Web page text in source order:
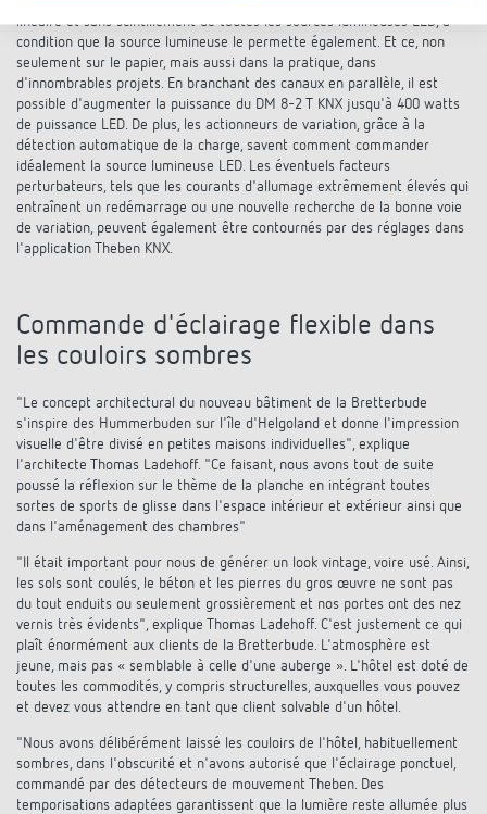
linéaire et sans scintillement de toutes les sources lumineuses LED, à
condition que la source lumineuse le permette également. Et ce, non
seulement sur le papier, mais aussi dans la pratique, dans
d'innombrables projets. En branchant des canaux en parallèle, il est
possible d'augmenter la puissance du DM 8-2 T KNX jusqu'à 400 watts
de puissance LED. De plus, les actionneurs de variation, grâce à la
détection automatique de la charge, savent comment commander
idéalement la source lumineuse LED. Les éventuels facteurs
perturbateurs, tels que les courants d'allumage extrêmement élevés qui
entraînent un redémarrage ou une nouvelle recherche de la bonne voie
de variation, peuvent également être contournés par des réglages dans
l'application Theben KNX.
Commande d'éclairage flexible dans
les couloirs sombres
"Le concept architectural du nouveau bâtiment de la Bretterbude
s'inspire des Hummerbuden sur l'île d'Helgoland et donne l'impression
visuelle d'être divisé en petites maisons individuelles", explique
l'architecte Thomas Ladehoff. "Ce faisant, nous avons tout de suite
poussé la réflexion sur le thème de la planche en intégrant toutes
sortes de sports de glisse dans l'espace intérieur et extérieur ainsi que
dans l'aménagement des chambres"
"Il était important pour nous de générer un look vintage, voire usé. Ainsi,
les sols sont coulés, le béton et les pierres du gros œuvre ne sont pas
du tout enduits ou seulement grossièrement et nos portes ont des nez
vernis très évidents", explique Thomas Ladehoff. C'est justement ce qui
plaît énormément aux clients de la Bretterbude. L'atmosphère est
jeune, mais pas « semblable à celle d'une auberge ». L'hôtel est doté de
toutes les commodités, y compris structurelles, auxquelles vous pouvez
et devez vous attendre en tant que client solvable d'un hôtel.
"Nous avons délibérément laissé les couloirs de l'hôtel, habituellement
sombres, dans l'obscurité et n'avons autorisé que l'éclairage ponctuel,
commandé par des détecteurs de mouvement Theben. Des
temporisations adaptées garantissent que la lumière reste allumée plus